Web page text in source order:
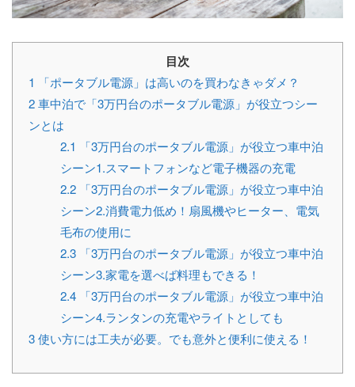
目次
1 「ポータブル電源」は高いのを買わなきゃダメ？
2車中泊で「3万円台のポータブル電源」が役立つシー
ンとは
2.1 「3万円台のポータブル電源」が役立つ車中泊
シーン1.スマートフォンなど電子機器の充電
2.2 「3万円台のポータブル電源」が役立つ車中泊
シーン2.消費電力低め！扇風機やヒーター、電気
毛布の使用に
2.3 「3万円台のポータブル電源」が役立つ車中泊
シーン3.家電を選べば料理もできる！
2.4 「3万円台のポータブル電源」が役立つ車中泊
シーン4.ランタンの充電やライトとしても
3使い方には工夫が必要。でも意外と便利に使える！